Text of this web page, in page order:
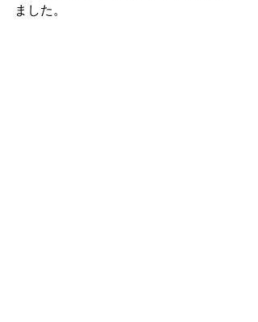
ました。